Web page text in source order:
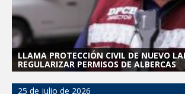
LLAMA PROTECCIÓN CIVIL DE NUEVO
REGULARIZAR PERMISOS DE ALBERCAS
25 de julio de 2026